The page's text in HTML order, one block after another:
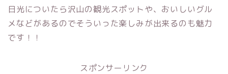
日光についたら沢山の観光スポットや、おいしいグル
メなどがあるのでそういった楽しみが出来るのも魅力
です！！
スポンサーリンク